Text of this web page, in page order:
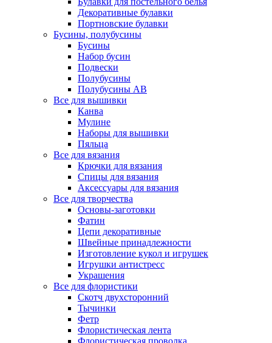
Декоративные булавки
Портновские булавки
Бусины, полубусины
Бусины
Набор бусин
Подвески
Полубусины
Полубусины AB
Все для вышивки
Канва
Мулине
Наборы для вышивки
Пяльца
Все для вязания
Крючки для вязания
Спицы для вязания
Аксессуары для вязания
Все для творчества
Основы-заготовки
Фатин
Цепи декоративные
Швейные принадлежности
Изготовление кукол и игрушек
Игрушки антистресс
Украшения
Все для флористики
Скотч двухсторонний
Тычинки
Фетр
Флористическая лента
Флористическая проволка